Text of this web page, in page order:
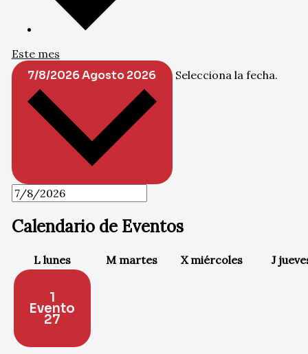
Este mes
7/8/2026Agosto 2026 Selecciona la fecha.
Calendario de Eventos
L lunes M martes X miércoles J
1
Evento
27